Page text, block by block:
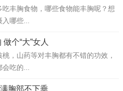
吃丰胸食物，哪些食物能丰胸呢？想
哪些...
个“大”女人
，山药等对丰胸都有不错的功效，
吃的...
胸部不下垂